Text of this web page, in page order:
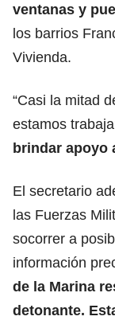
ventanas y
los barrios
Vivienda.
“Casi la mitad
estamos
brindar apoyo
El secretario
las Fuerzas
socorrer a
información
de la Marina
detonante.